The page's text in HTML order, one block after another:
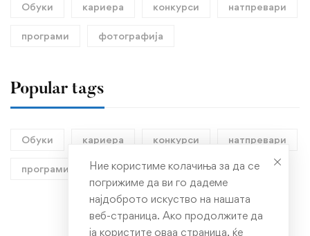
Обуки кариера конкурси натпревари
програми фотографија
Popular tags
Обуки кариера конкурси натпревари
програми фотографија
Ние користиме колачиња за да се
погрижиме да ви го дадеме
најдоброто искуство на нашата
веб-страница. Ако продолжите да
ја користите оваа страница, ќе